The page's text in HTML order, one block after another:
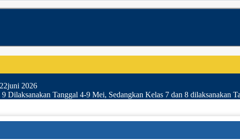
2026
Dilaksanakan Tanggal 4-9 Mei, Sedangkan Kelas 7 dan 8 dilaksanakan